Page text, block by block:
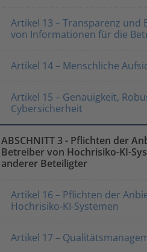
Artikel 13 – Transparenz und
von Informationen für die
Artikel 14 – Menschliche
Artikel 15 – Genauigkeit,
Cybersicherheit
ABSCHNITT 3 - Pflichten der
Betreiber von Hochrisiko-KI-
anderer Beteiligter
Artikel 16 – Pflichten der
Hochrisiko-KI-Systemen
Artikel 17 –